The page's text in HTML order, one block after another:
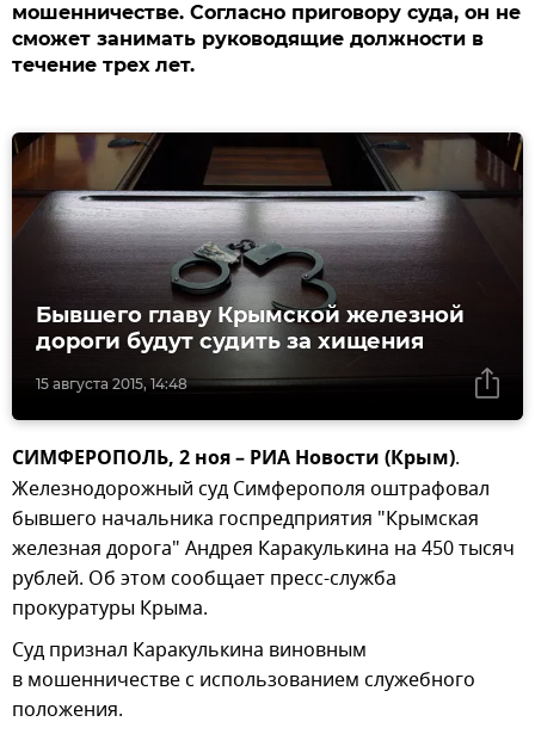
мошенничестве. Согласно приговору суда, он не
сможет занимать руководящие должности в
течение трех лет.
15 августа 2015, 14:48
Бывшего главу Крымской железной
дороги будут судить за хищения
СИМФЕРОПОЛЬ, 2 ноя – РИА Новости (Крым).
Железнодорожный суд Симферополя оштрафовал
бывшего начальника госпредприятия "Крымская
железная дорога" Андрея Каракулькина на 450 тысяч
рублей. Об этом сообщает пресс-служба
прокуратуры Крыма.
Суд признал Каракулькина виновным
в мошенничестве с использованием служебного
положения.